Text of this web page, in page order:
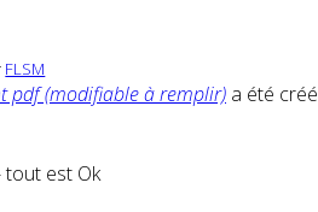
FLSM
pdf (modifiable à remplir) a été
tout est Ok